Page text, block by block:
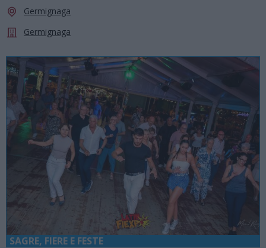
Germignaga
Germignaga
SAGRE, FIERE E FESTE